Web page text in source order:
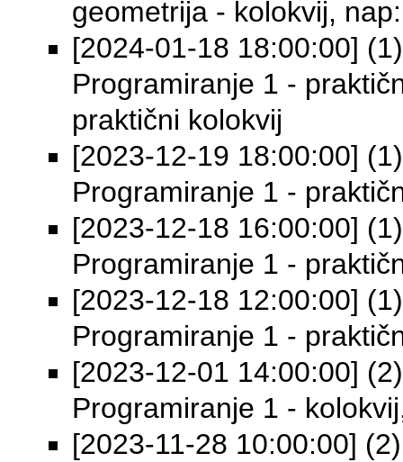
geometrija - kolokvij, nap:
[2024-01-18 18:00:00]
Programiranje 1 -
praktični kolokvij
[2023-12-19 18:00:00]
Programiranje 1 -
[2023-12-18 16:00:00]
Programiranje 1 -
[2023-12-18 12:00:00]
Programiranje 1 -
[2023-12-01 14:00:00]
Programiranje 1 -
[2023-11-28 10:00:00]